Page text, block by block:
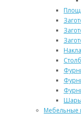
Шары
Мебельные